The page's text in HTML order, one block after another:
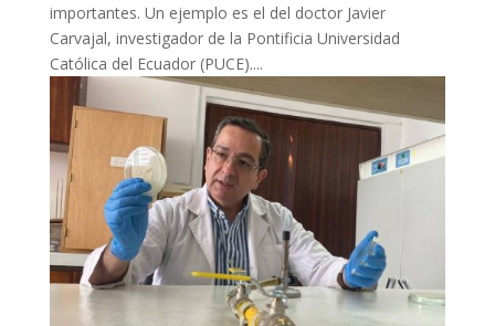
importantes. Un ejemplo es el del doctor Javier
Carvajal, investigador de la Pontificia Universidad
Católica del Ecuador (PUCE)....